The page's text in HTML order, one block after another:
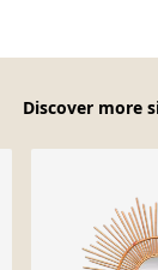
Discover more